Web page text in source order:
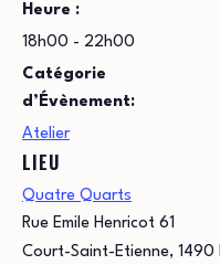
Heure :
18h00 - 22h00
Catégorie
d’Évènement:
Atelier
LIEU
Quatre Quarts
Rue Emile Henricot 61
Court-Saint-Etienne, 1490